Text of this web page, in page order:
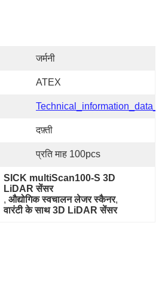
जर्मनी
ATEX
दफ़्ती
प्रति माह 100pcs
SICK multiScan100-S 3D
LiDAR सेंसर
, औद्योगिक स्वचालन लेजर स्कैनर,
वारंटी के साथ 3D LiDAR सेंसर